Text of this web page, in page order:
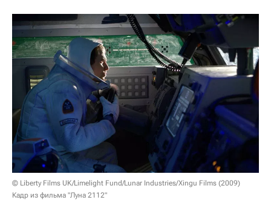
© Liberty Films UK/Limelight Fund/Lunar Industries/Xingu Films (2009)
Кадр из фильма "Луна 2112"